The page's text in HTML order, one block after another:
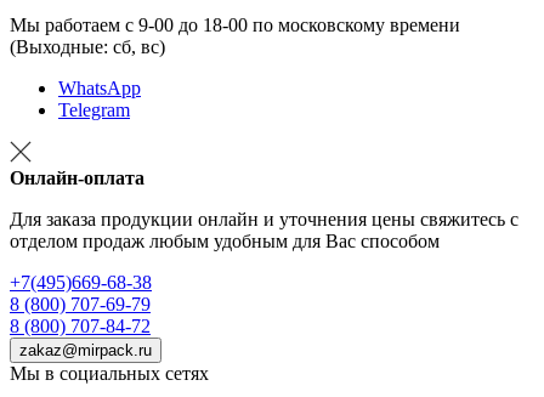
Мы работаем с 9-00 до 18-00 по московскому времени
(Выходные: сб, вс)
WhatsApp
Telegram
Онлайн-оплата
Для заказа продукции онлайн и уточнения цены свяжитесь с
отделом продаж любым удобным для Вас способом
+7(495)669-68-38
8 (800) 707-69-79
8 (800) 707-84-72
zakaz@mirpack.ru
Мы в социальных сетях